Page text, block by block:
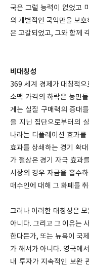
국은 그럴 능력이 없었고
의 개별적인 국익만을 보
은 고갈되었고, 그와 함께
비대칭성
369 세계 경제가 대칭적
소맥 가격의 하락은 농민
게는 실질 구매력의 증대
을 지닌 집단으로부터의
나라는 디플레이션 효과
효과를 상쇄하는 경기 확
가 절상은 경기 자극 효과
시장의 경우 자금을 흡수
매수인에 대해 그 화폐를
그러나 이러한 대칭성은
아니다. 그리고 그 이유는
한다든가, 또는 뉴욕이 국
가 해서가 아니다. 영국에
내 투자가 지속적인 보완